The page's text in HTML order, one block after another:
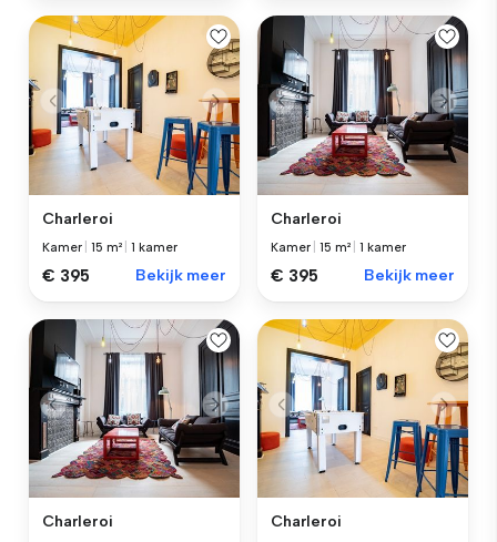
Charleroi
Kamer |15 m² |1 kamer
€ 395 Bekijk meer
Charleroi
Kamer |15 m² |1 kamer
€ 395 Bekijk meer
Charleroi Charleroi